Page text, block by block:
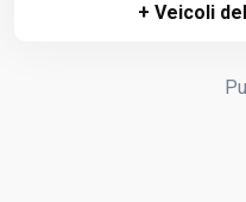
+ Veicoli